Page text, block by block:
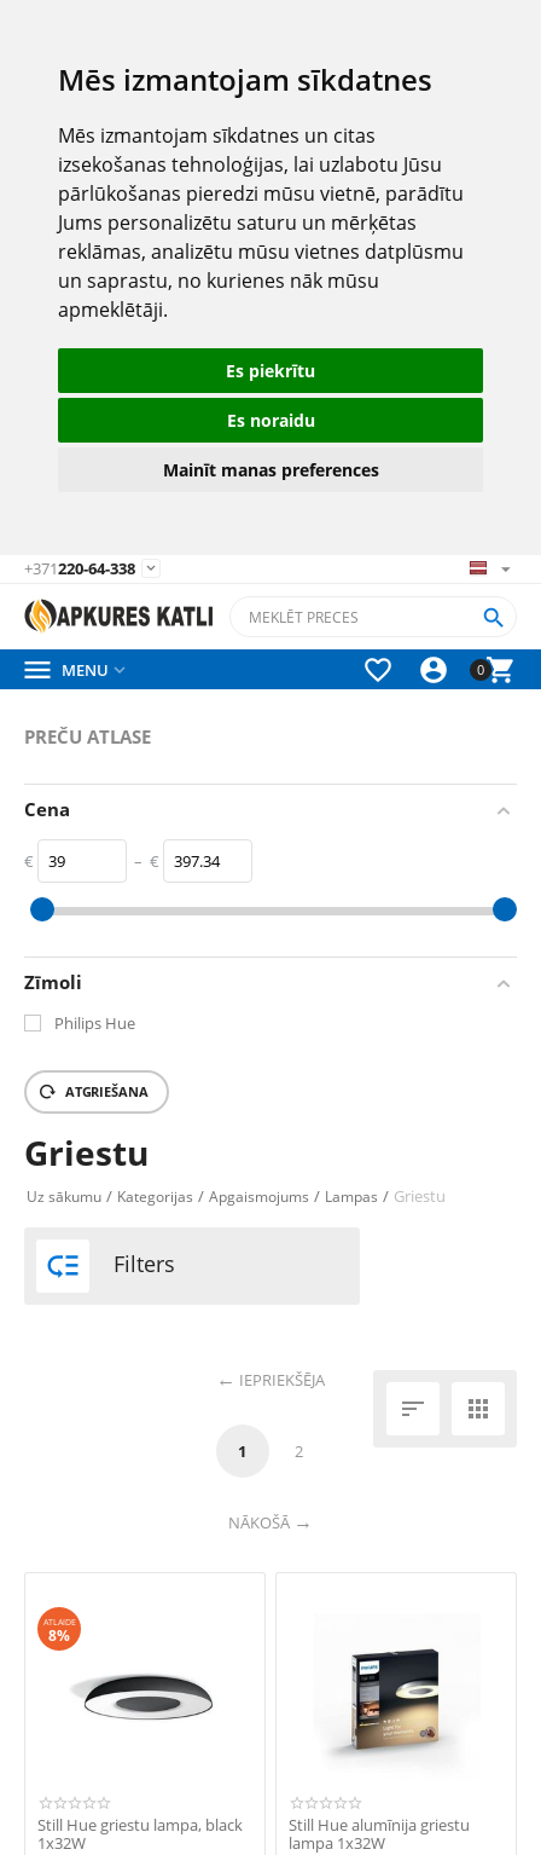
Mēs izmantojam sīkdatnes
Mēs izmantojam sīkdatnes un citas
izsekošanas tehnoloģijas, lai uzlabotu Jūsu
pārlūkošanas pieredzi mūsu vietnē, parādītu
Jums personalizētu saturu un mērķētas
reklāmas, analizētu mūsu vietnes datplūsmu
un saprastu, no kurienes nāk mūsu
apmeklētāji.
Es piekrītu
Es noraidu
Mainīt manas preferences
+371220-64-338 
0



 MENU 
PREČU ATLASE
Cena
€ – €
39 397.34
Zīmoli
Philips Hue
ATGRIEŠANA
Griestu
Uz sākumu / Kategorijas / Apgaismojums / Lampas / Griestu
 Filters
IEPRIEKŠĒJA
1 2
NĀKOŠĀ
 
ATLAIDE
8%
Still Hue griestu lampa, black
1x32W
Still Hue alumīnija griestu
lampa 1x32W